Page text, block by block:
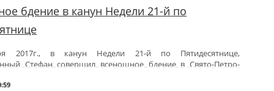
протоиерей Сергий Пешко и духовенство храма.
причастников с принятием Святых Христовых Таин и
назидания.
бдение в канун Недели 21-й по
2017г., в канун Недели 21-й по Пятидесятнице,
Стефан совершил всенощное бдение в Свято-Петро-
Гомельской епархии протоиерей Георгий Алампиев и